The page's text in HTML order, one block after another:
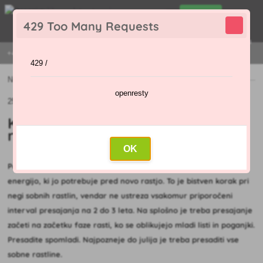
429 Too Many Requests
429 /
openresty
OK
+421 915 420 295 | PON - PET 9:00 - 16:00
Menu
Novice»Kako pravilno presaditi sobne rastline, da ne ovenijo?
25.10.2020 (Prvotni članek: 19.10.2020)
Kako pravilno presaditi sobne
rastline, da ne ovenijo?
Ponovna zasaditev izboljša splošno vitalnost in rastlini zagotovi
energijo, ki jo potrebuje pred novo rastjo. To je bistven korak pri
negi sobnih rastlin, vendar ne ustreza vsakomur priporočeni
interval presajanja na 2 do 3 leta. Na splošno je treba presajanje
začeti na začetku faze rasti, ko se oblikujejo mladi listi in poganjki.
Presadite spomladi. Najpozneje do julija je treba presaditi vse
sobne rastline.